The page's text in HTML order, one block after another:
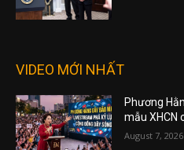
VIDEO MỚI NHẤT
Phương
mẫu XHCN
August 7, 2026